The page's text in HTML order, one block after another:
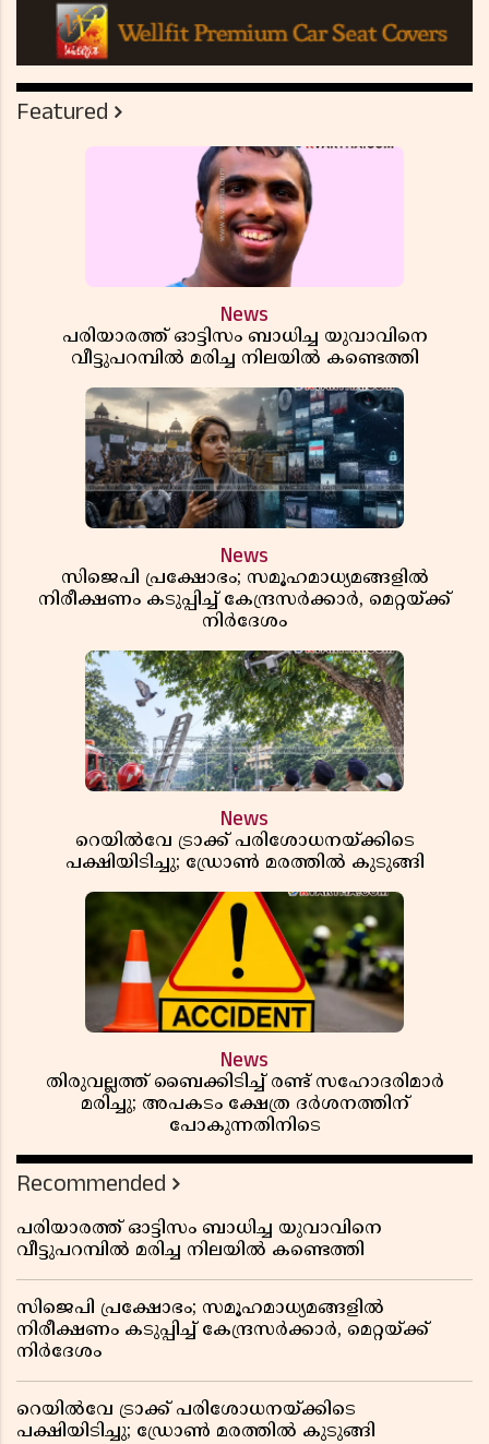
Featured
News
പരിയാരത്ത് ഓട്ടിസം ബാധിച്ച യുവാവിനെ
വീട്ടുപറമ്പിൽ മരിച്ച നിലയിൽ കണ്ടെത്തി
News
സിജെപി പ്രക്ഷോഭം; സമൂഹമാധ്യമങ്ങളിൽ
നിരീക്ഷണം കടുപ്പിച്ച് കേന്ദ്രസർക്കാർ, മെറ്റയ്ക്ക്
നിർദേശം
News
റെയിൽവേ ട്രാക്ക് പരിശോധനയ്ക്കിടെ
പക്ഷിയിടിച്ചു; ഡ്രോൺ മരത്തിൽ കുടുങ്ങി
News
തിരുവല്ലത്ത് ബൈക്കിടിച്ച് രണ്ട് സഹോദരിമാർ
മരിച്ചു; അപകടം ക്ഷേത്ര ദർശനത്തിന്
പോകുന്നതിനിടെ
Recommended
പരിയാരത്ത് ഓട്ടിസം ബാധിച്ച യുവാവിനെ
വീട്ടുപറമ്പിൽ മരിച്ച നിലയിൽ കണ്ടെത്തി
സിജെപി പ്രക്ഷോഭം; സമൂഹമാധ്യമങ്ങളിൽ
നിരീക്ഷണം കടുപ്പിച്ച് കേന്ദ്രസർക്കാർ, മെറ്റയ്ക്ക്
നിർദേശം
റെയിൽവേ ട്രാക്ക് പരിശോധനയ്ക്കിടെ
പക്ഷിയിടിച്ചു; ഡ്രോൺ മരത്തിൽ കുടുങ്ങി